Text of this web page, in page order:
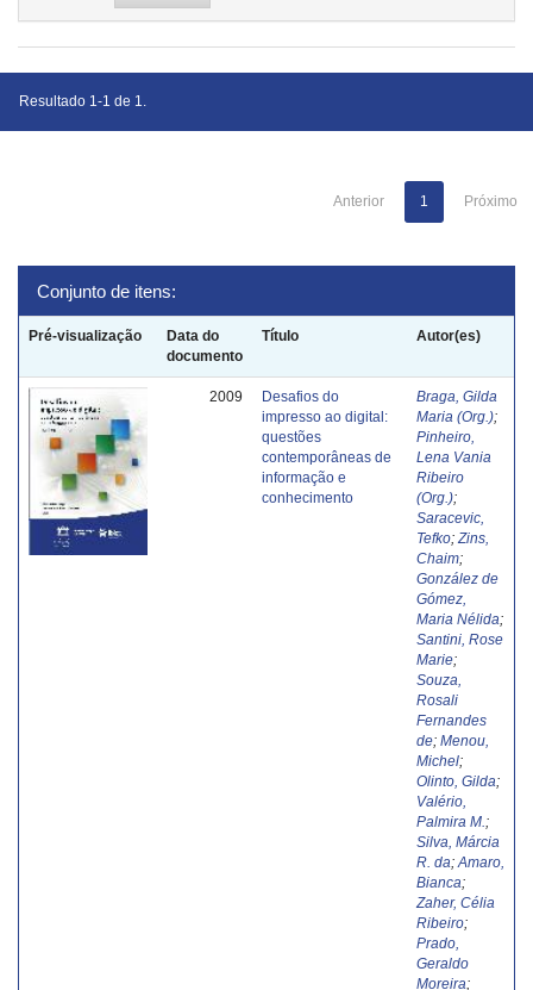
Resultado 1-1 de 1.
Anterior 1 Próximo
Conjunto de itens:
Pré-visualização
Data do
documento
Título Autor(es)
2009
Desafios do
impresso ao digital:
questões
contemporâneas de
informação e
conhecimento
Braga, Gilda
Maria (Org.);
Pinheiro,
Lena Vania
Ribeiro
(Org.);
Saracevic,
Tefko; Zins,
Chaim;
González de
Gómez,
Maria Nélida;
Santini, Rose
Marie;
Souza,
Rosali
Fernandes
de; Menou,
Michel;
Olinto, Gilda;
Valério,
Palmira M. ;
Silva, Márcia
R. da; Amaro,
Bianca;
Zaher, Célia
Ribeiro;
Prado,
Geraldo
Moreira;